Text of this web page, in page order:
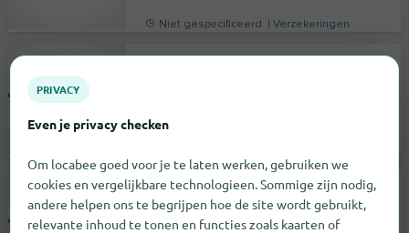
Niet gespecificeerd |Verzekeringen
Univé winkel Leerbroek - Verzekeringen en Hypotheekadvies
Langgewenst 7
PRIVACY
Even je privacy checken
Om locabee goed voor je te laten werken, gebruiken we
cookies en vergelijkbare technologieen. Sommige zijn nodig,
andere helpen ons te begrijpen hoe de site wordt gebruikt,
relevante inhoud te tonen en functies zoals kaarten of